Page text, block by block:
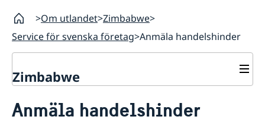
Om utlandet Zimbabwe
Service för svenska företag Anmäla handelshinder
Zimbabwe
Hjälp till svenskar i Zimbabwe
Anmäla handelshinder